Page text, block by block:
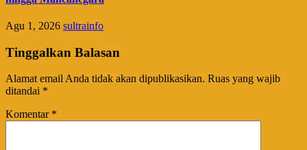
Agu 1, 2026 sultrainfo
Tinggalkan Balasan
Alamat email Anda tidak akan dipublikasikan. Ruas yang wajib
ditandai *
Komentar *